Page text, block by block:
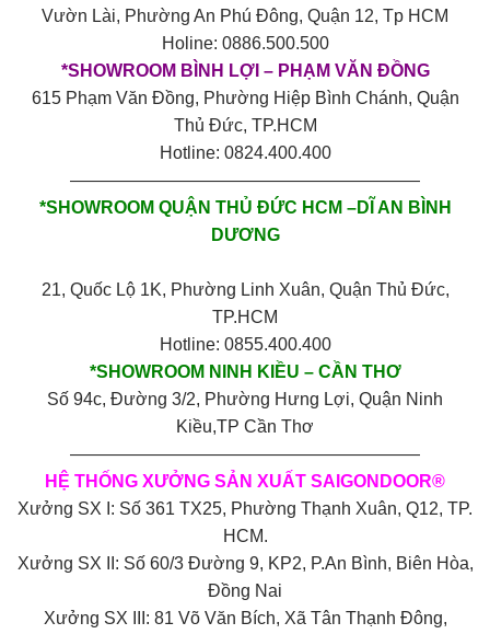
Vườn Lài, Phường An Phú Đông, Quận 12, Tp HCM
Holine: 0886.500.500
*SHOWROOM BÌNH LỢI – PHẠM VĂN ĐỒNG
615 Phạm Văn Đồng, Phường Hiệp Bình Chánh, Quận
Thủ Đức, TP.HCM
Hotline: 0824.400.400
————————————————————
*SHOWROOM QUẬN THỦ ĐỨC HCM –DĨ AN BÌNH
DƯƠNG
21, Quốc Lộ 1K, Phường Linh Xuân, Quận Thủ Đức,
TP.HCM
Hotline: 0855.400.400
*SHOWROOM NINH KIỀU – CẦN THƠ
Số 94c, Đường 3/2, Phường Hưng Lợi, Quận Ninh
Kiều,TP Cần Thơ
————————————————————
HỆ THỐNG XƯỞNG SẢN XUẤT SAIGONDOOR®
Xưởng SX I: Số 361 TX25, Phường Thạnh Xuân, Q12, TP.
HCM.
Xưởng SX II: Số 60/3 Đường 9, KP2, P.An Bình, Biên Hòa,
Đồng Nai
Xưởng SX III: 81 Võ Văn Bích, Xã Tân Thạnh Đông,